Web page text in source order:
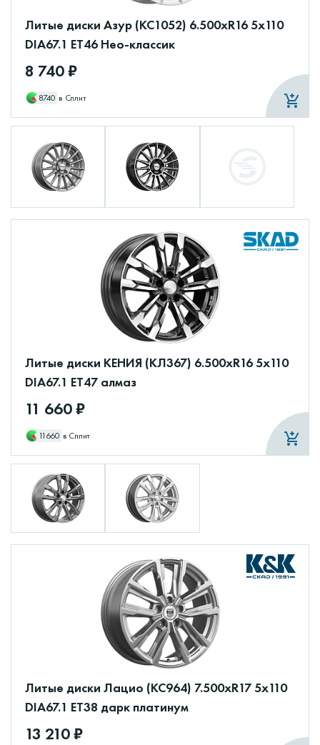
Литые диски Азур (КС1052) 6.500xR16 5x110
DIA67.1 ET46 Нео-классик
8 740 ₽
8740 в Сплит
Литые диски КЕНИЯ (КЛ367) 6.500xR16 5x110
DIA67.1 ET47 алмаз
11 660 ₽
11660 в Сплит
Литые диски Лацио (КС964) 7.500xR17 5x110
DIA67.1 ET38 дарк платинум
13 210 ₽